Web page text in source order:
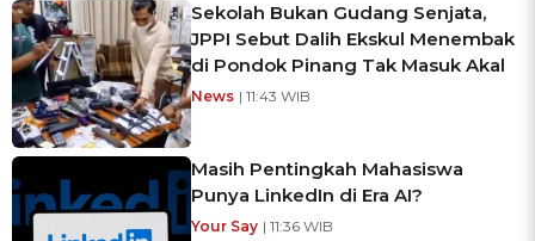
Sekolah Bukan Gudang Senjata,
JPPI Sebut Dalih Ekskul Menembak
di Pondok Pinang Tak Masuk Akal
News | 11:43 WIB
Masih Pentingkah Mahasiswa
Punya LinkedIn di Era AI?
Your Say | 11:36 WIB